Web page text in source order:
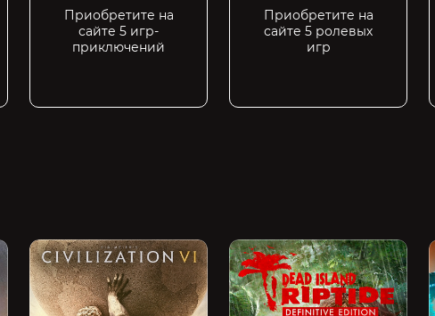
Приобретите на
сайте 5 игр-
приключений
Приобретите на
сайте 5 ролевых
игр